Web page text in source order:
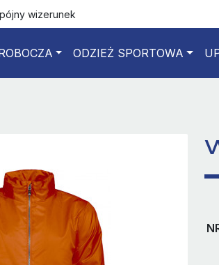
wizerunek
ODZIEŻ SPORTOWA